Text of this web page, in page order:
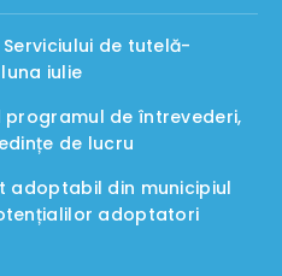
de tutelă-
iulie
programul de întrevederi,
de lucru
adoptabil din municipiul
adoptatori